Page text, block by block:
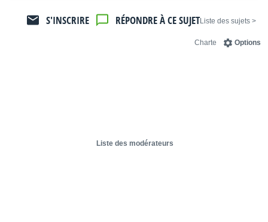
< Liste des sujets
RÉPONDRE À CE SUJET
S'INSCRIRE
Options
Charte
Liste des modérateurs